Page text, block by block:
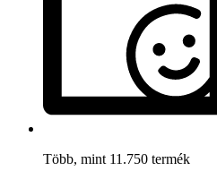
Több, mint 11.750 termék